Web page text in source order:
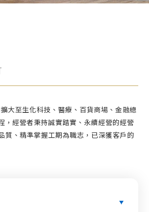
大至生化科技、醫療、百貨商場、金融總
，經營者秉持誠實踏實、永續經營的經營
質、精準掌握工期為職志，已深獲客戶的